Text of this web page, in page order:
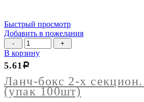
Быстрый просмотр
Добавить в пожелания
Количество
товара
Ланч-
бокс
2-
х
секцион.
В корзину
Ланч-бокс 2-х
(упак 100шт)
5.61 Р